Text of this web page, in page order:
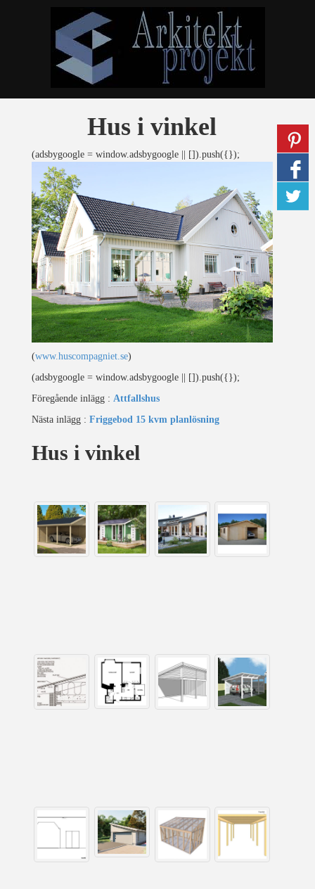
Hus i vinkel
(adsbygoogle = window.adsbygoogle || []).push({});
(www.huscompagniet.se)
(adsbygoogle = window.adsbygoogle || []).push({});
Föregående inlägg : Attfallshus
Nästa inlägg : Friggebod 15 kvm planlösning
Hus i vinkel